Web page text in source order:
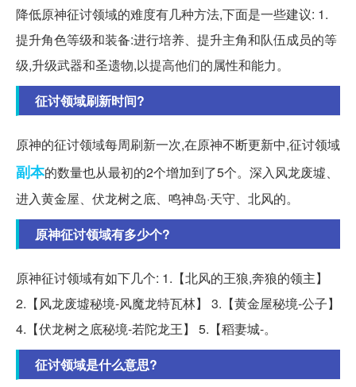
降低原神征讨领域的难度有几种方法,下面是一些建议: 1.
提升角色等级和装备:进行培养、提升主角和队伍成员的等
级,升级武器和圣遗物,以提高他们的属性和能力。
征讨领域刷新时间?
原神的征讨领域每周刷新一次,在原神不断更新中,征讨领域
副本的数量也从最初的2个增加到了5个。深入风龙废墟、
进入黄金屋、伏龙树之底、鸣神岛·天守、北风的。
原神征讨领域有多少个?
原神征讨领域有如下几个: 1.【北风的王狼,奔狼的领主】
2.【风龙废墟秘境-风魔龙特瓦林】 3.【黄金屋秘境-公子】
4.【伏龙树之底秘境-若陀龙王】 5.【稻妻城-。
征讨领域是什么意思?